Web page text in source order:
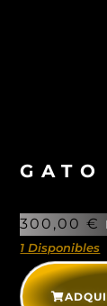
300,00€
1 Disponibles